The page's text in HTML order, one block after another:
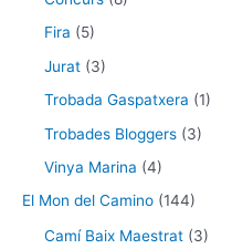
Fira (5)
Jurat (3)
Trobada Gaspatxera (1)
Trobades Bloggers (3)
Vinya Marina (4)
El Mon del Camino (144)
Camí Baix Maestrat (3)